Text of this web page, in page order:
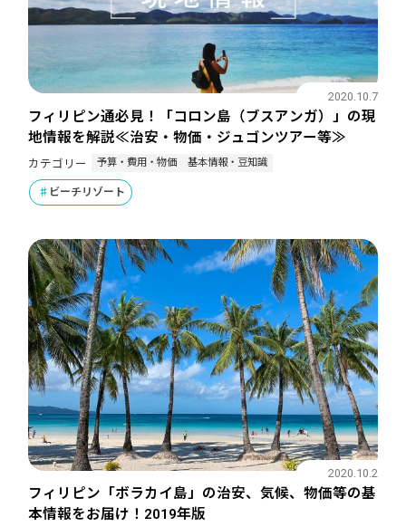
フィリピン通必見！「コロン島（ブスアンガ）」の現
地情報を解説≪治安・物価・ジュゴンツアー等≫
2020.10.7
カテゴリー 予算・費用・物価 基本情報・豆知識
ビーチリゾート
フィリピン「ボラカイ島」の治安、気候、物価等の基
本情報をお届け！2019年版
2020.10.2